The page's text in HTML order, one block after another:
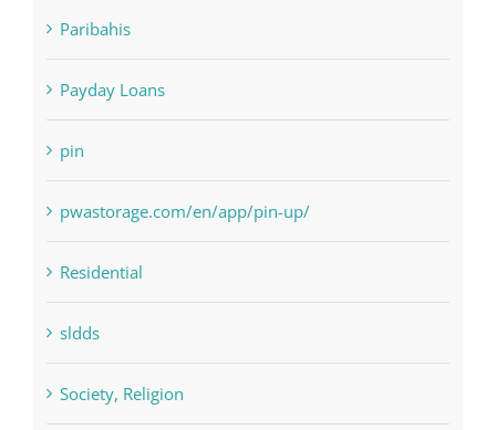
Paribahis
Payday Loans
pin
pwastorage.com/en/app/pin-up/
Residential
sldds
Society, Religion